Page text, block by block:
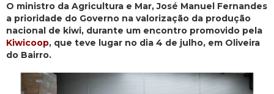
O ministro da Agricultura e Mar, José Manuel Fernandes
a prioridade do Governo na valorização da produção
nacional de kiwi, durante um encontro promovido pela
Kiwicoop, que teve lugar no dia 4 de julho, em Oliveira
do Bairro.